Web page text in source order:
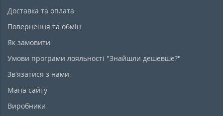
Доставка та оплата
Повернення та обмін
Як замовити
Умови програми лояльності "Знайшли дешевше?"
Зв’язатися з нами
Мапа сайту
Виробники